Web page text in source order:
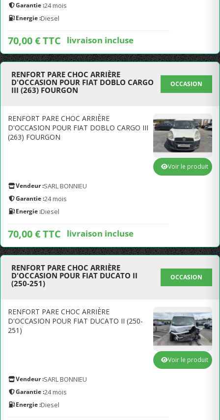
Garantie :24 mois
Energie :Diesel
70,00 € TTC livraison incluse
RENFORT PARE CHOC ARRIÈRE
D'OCCASION POUR FIAT DOBLO CARGO
III (263) FOURGON
OCCASION
RENFORT PARE CHOC ARRIÈRE
D'OCCASION POUR FIAT DOBLO CARGO III
(263) FOURGON
Vendeur :SARL BONNIEU
Garantie :24 mois
Energie :Diesel
70,00 € TTC livraison incluse
Voir le produit
RENFORT PARE CHOC ARRIÈRE
D'OCCASION POUR FIAT DUCATO II
(250-251)
OCCASION
RENFORT PARE CHOC ARRIÈRE
D'OCCASION POUR FIAT DUCATO II (250-
251)
Vendeur :SARL BONNIEU
Garantie :24 mois
Energie :Diesel
Voir le produit